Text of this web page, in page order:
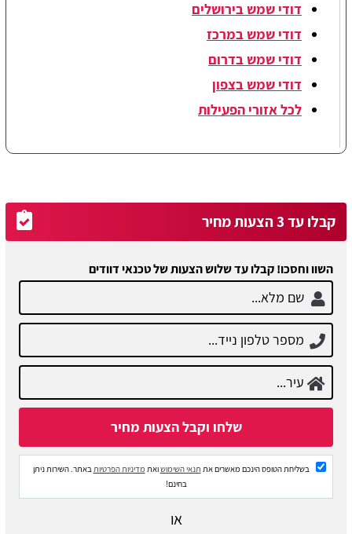
דודי שמש בירושלים
דודי שמש במרכז
דודי שמש בדרום
דודי שמש בצפון
לכל אזורי הפעילות
קבלו עד 3 הצעות מחיר
השוו וחסכו! קבלו עד שלוש הצעות של טכנאי דוודים
בשליחת הטופס הינכם מאשרים את תנאי השימושואת מדיניות הפרטיותבאתר. השירות ניתן
בחינם!
או